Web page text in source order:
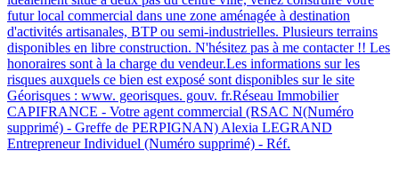
futur local commercial dans une zone aménagée à destination
d'activités artisanales, BTP ou semi-industrielles. Plusieurs terrains
disponibles en libre construction. N'hésitez pas à me contacter !! Les
honoraires sont à la charge du vendeur.Les informations sur les
risques auxquels ce bien est exposé sont disponibles sur le site
Géorisques : www. georisques. gouv. fr.Réseau Immobilier
CAPIFRANCE - Votre agent commercial (RSAC N(Numéro
supprimé) - Greffe de PERPIGNAN) Alexia LEGRAND
Entrepreneur Individuel (Numéro supprimé) - Réf.